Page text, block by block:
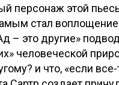
персонаж этой
стал
– это другие»
человеческой
и что, «если